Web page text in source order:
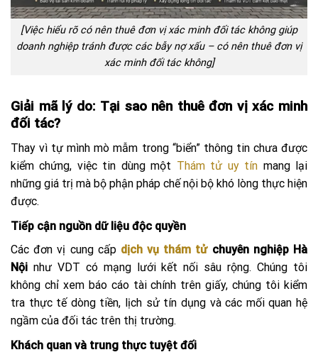
[Việc hiểu rõ có nên thuê đơn vị xác minh đối tác không giúp
doanh nghiệp tránh được các bẫy nợ xấu – có nên thuê đơn vị
xác minh đối tác không]
Giải mã lý do: Tại sao nên thuê đơn vị xác minh
đối tác?
Thay vì tự mình mò mẫm trong “biển” thông tin chưa được
kiểm chứng, việc tin dùng một Thám tử uy tín mang lại
những giá trị mà bộ phận pháp chế nội bộ khó lòng thực hiện
được.
Tiếp cận nguồn dữ liệu độc quyền
Các đơn vị cung cấp dịch vụ thám tửchuyên nghiệp Hà
Nội như VDT có mạng lưới kết nối sâu rộng. Chúng tôi
không chỉ xem báo cáo tài chính trên giấy, chúng tôi kiểm
tra thực tế dòng tiền, lịch sử tín dụng và các mối quan hệ
ngầm của đối tác trên thị trường.
Khách quan và trung thực tuyệt đối